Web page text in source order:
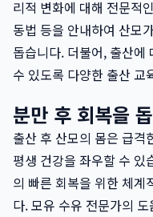
리적 변화에 대해 전문적
동법 등을 안내하여 산모
돕습니다. 더불어, 출산에
수 있도록 다양한 출산 교
분만 후 회복을
출산 후 산모의 몸은 급격
평생 건강을 좌우할 수 있
의 빠른 회복을 위한 체계
다. 모유 수유 전문가의